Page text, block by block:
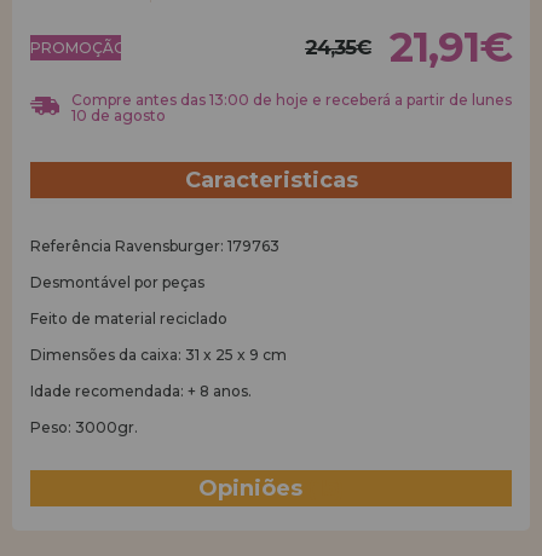
REGISTRO DE REVENDEDOR
PROMOÇÃO! 24,35€ 21,91€
Compre antes das 13:00 de hoje e receberá a partir de lunes
10 de agosto
Caracteristicas
Referência Ravensburger: 179763
Desmontável por peças
Feito de material reciclado
Dimensões da caixa: 31 x 25 x 9 cm
Idade recomendada: + 8 anos.
Peso: 3000gr.
Opiniões